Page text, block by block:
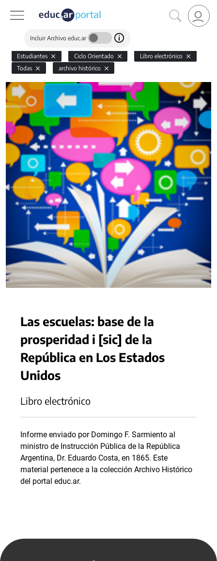
Incluir Archivo educ.ar
Estudiantes Ciclo Orientado
Libro electrónico
Todas
archivo histórico
Las escuelas: base de la
prosperidad i [sic] de la
República en Los Estados
Unidos
Libro electrónico
Informe enviado por Domingo F. Sarmiento al
ministro de Instrucción Pública de la República
Argentina, Dr. Eduardo Costa, en 1865. Este
material pertenece a la colección Archivo Histórico
del portal educ.ar.